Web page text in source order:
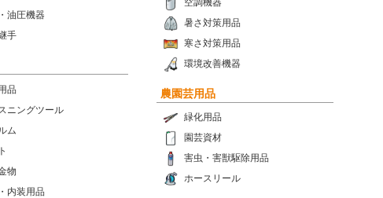
空調機器
暑さ対策用品
寒さ対策用品
環境改善機器
油圧機器
手
品
ニングツール
ム
物
内装用品
農園芸用品
緑化用品
園芸資材
害虫・害獣駆除用品
ホースリール